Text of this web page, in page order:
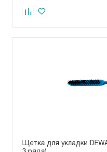
Щетка для укладки